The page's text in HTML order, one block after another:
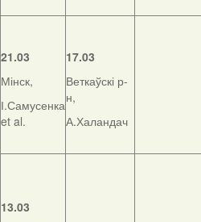
21.03
Мінск,
І.Самусенка
et al.
17.03
Веткаўскі р-
н,
А.Халандач
13.03